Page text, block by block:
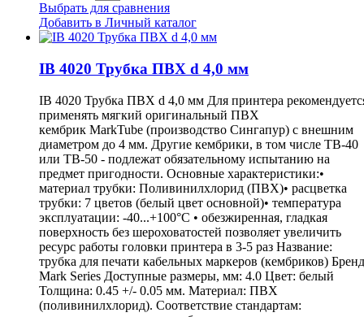
Выбрать для сравнения
Добавить в Личный каталог
IB 4020 Трубка ПВХ d 4,0 мм
IB 4020 Трубка ПВХ d 4,0 мм Для принтера
применять мягкий оригинальный ПВХ
кембрик MarkTube (производство Сингапур) с внешним
диаметром до 4 мм. Другие кембрики, в том числе ТВ-40
или ТВ-50 - подлежат обязательному испытанию на
предмет пригодности. Основные характеристики:•
материал трубки: Поливинилхлорид (ПВХ)• расцветка
трубки: 7 цветов (белый цвет основной)• температура
эксплуатации: -40...+100°С • обезжиренная, гладкая
поверхность без шероховатостей позволяет увеличить
ресурс работы головки принтера в 3-5 раз Название:
трубка для печати кабельных маркеров (кембриков)
Mark Series Доступные размеры, мм: 4.0 Цвет: белый
Толщина: 0.45 +/- 0.05 мм. Материал: ПВХ
(поливинилхлорид). Соответствие стандартам: